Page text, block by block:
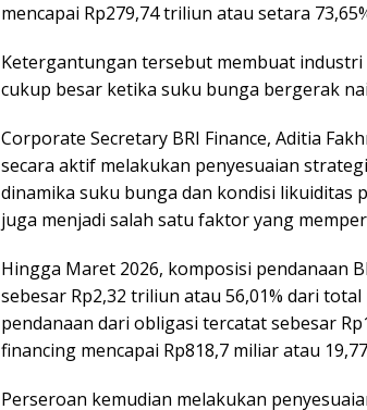
mencapai Rp279,74 triliun atau setara
Ketergantungan tersebut membuat
cukup besar ketika suku bunga bergerak
Corporate Secretary BRI Finance, Aditia
secara aktif melakukan penyesuaian
dinamika suku bunga dan kondisi likuiditas
juga menjadi salah satu faktor yang
Hingga Maret 2026, komposisi pendanaan
sebesar Rp2,32 triliun atau 56,01% dari
pendanaan dari obligasi tercatat sebesar
financing mencapai Rp818,7 miliar atau
Perseroan kemudian melakukan